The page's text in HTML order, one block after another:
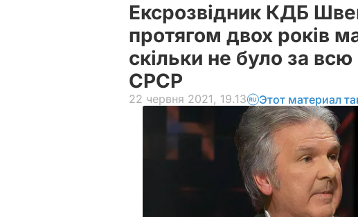
Ексрозвідник КДБ
протягом двох років
скільки не було за всю
СРСР
22 червня 2021, 19.13 Этот материал